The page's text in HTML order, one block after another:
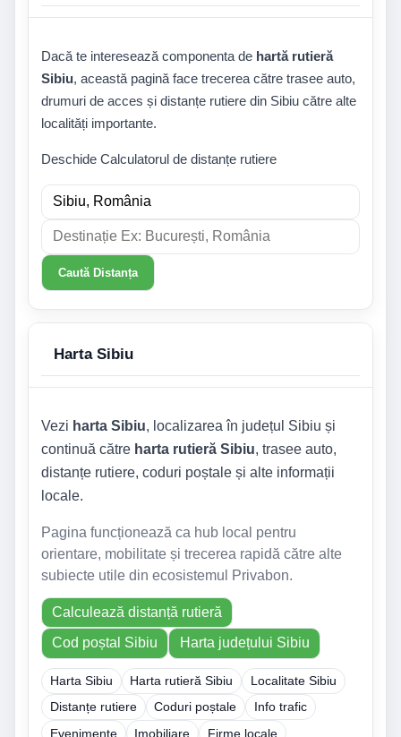
Dacă te interesează componenta de hartă rutieră
Sibiu, această pagină face trecerea către trasee auto,
drumuri de acces și distanțe rutiere din Sibiu către alte
localități importante.
Deschide Calculatorul de distanțe rutiere
Caută Distanța
Harta Sibiu
Vezi harta Sibiu, localizarea în județul Sibiu și
continuă către harta rutieră Sibiu, trasee auto,
distanțe rutiere, coduri poștale și alte informații
locale.
Pagina funcționează ca hub local pentru
orientare, mobilitate și trecerea rapidă către alte
subiecte utile din ecosistemul Privabon.
Calculează distanță rutieră
Cod poștal Sibiu Harta județului Sibiu
Harta Sibiu Harta rutieră Sibiu
Localitate Sibiu
Distanțe rutiere
Coduri poștale
Info trafic
Evenimente
Imobiliare Firme locale